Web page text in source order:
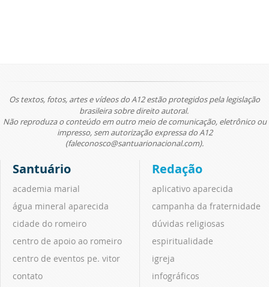
Os textos, fotos, artes e vídeos do A12 estão protegidos pela legislação
brasileira sobre direito autoral.
Não reproduza o conteúdo em outro meio de comunicação, eletrônico ou
impresso, sem autorização expressa do A12
(faleconosco@santuarionacional.com).
Santuário
academia marial
água mineral aparecida
cidade do romeiro
centro de apoio ao romeiro
centro de eventos pe. vitor
contato
Redação
aplicativo aparecida
campanha da fraternidade
dúvidas religiosas
espiritualidade
igreja
infográficos